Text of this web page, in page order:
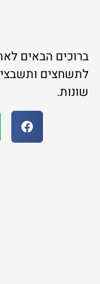
ברוכים הבאים
לתשחצים
שונות.